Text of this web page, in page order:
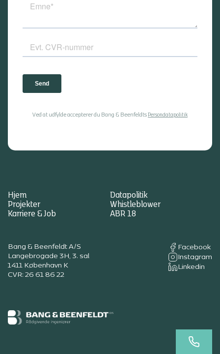
Ved at udfylde accepterer du Bang & Beenfeldts Persondatapolitik
Hjem
Datapolitik
Projekter
Whistleblower
Karriere & Job
ABR 18
Bang & Beenfeldt A/S
Langebrogade 3H, 3. sal
1411 København K
CVR: 26 61 86 22
Facebook
Instagram
Linkedin